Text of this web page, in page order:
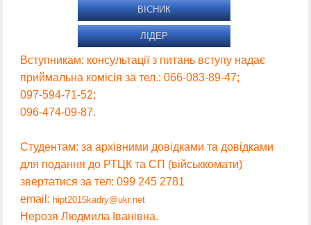
ВІСНИК
ЛІДЕР
Вступникам: консультації з питань вступу надає
приймальна комісія за тел.: 066-083-89-47;
097-594-71-52;
096-474-09-87.
Студентам: за архівними довідками та довідками
для подання до РТЦК та СП (військкомати)
звертатися за тел: 099 245 2781
email:hipt2015kadry@ukr.net
Нерозя Людмила Іванівна.